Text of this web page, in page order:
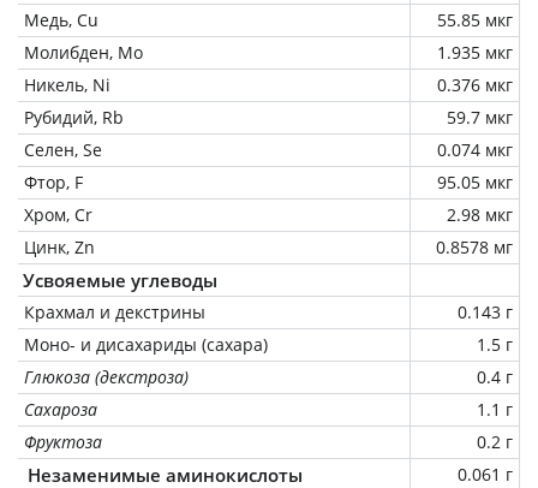
Медь, Cu
55.85 мкг
Молибден, Mo
1.935 мкг
Никель, Ni
0.376 мкг
Рубидий, Rb
59.7 мкг
Селен, Se
0.074 мкг
Фтор, F
95.05 мкг
Хром, Cr
2.98 мкг
Цинк, Zn
0.8578 мг
Усвояемые углеводы
Крахмал и декстрины
0.143 г
Моно- и дисахариды (сахара)
1.5 г
Глюкоза (декстроза)
0.4 г
Сахароза
1.1 г
Фруктоза
0.2 г
Незаменимые аминокислоты
0.061 г